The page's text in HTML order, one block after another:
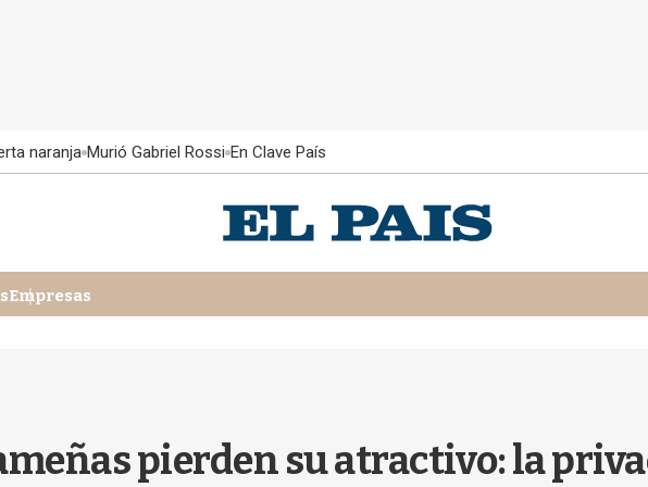
naranja Murió Gabriel Rossi En Clave País
Empresas
pierden su atractivo: la